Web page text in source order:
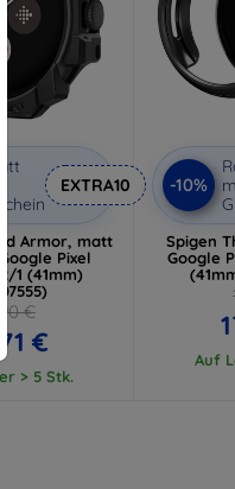
EXTRA10
Armor, matt
Pixel
1 (41mm)
€
€
> 5 Stk.
-10%
Spigen
Google
Auf